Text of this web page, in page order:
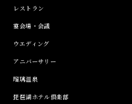
レストラン
宴会場・会議
ウエディング
アニバーサリー
瑠璃温泉
琵琶湖ホテル倶楽部